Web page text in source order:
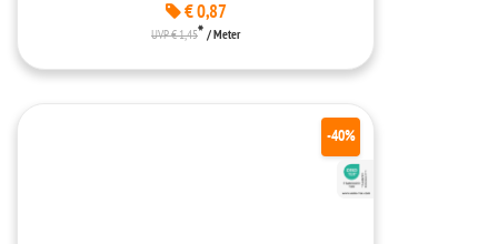
€ 0,87
UVP € 1,45* / Meter
-40%